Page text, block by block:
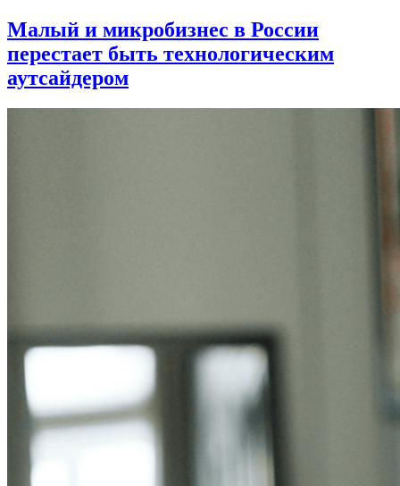
Малый и микробизнес в России
перестает быть технологическим
аутсайдером